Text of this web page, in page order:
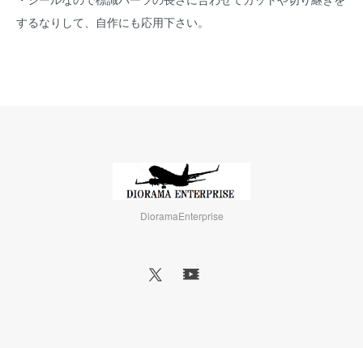
するなりして、自作にも応用下さい。
DioramaEnterprise